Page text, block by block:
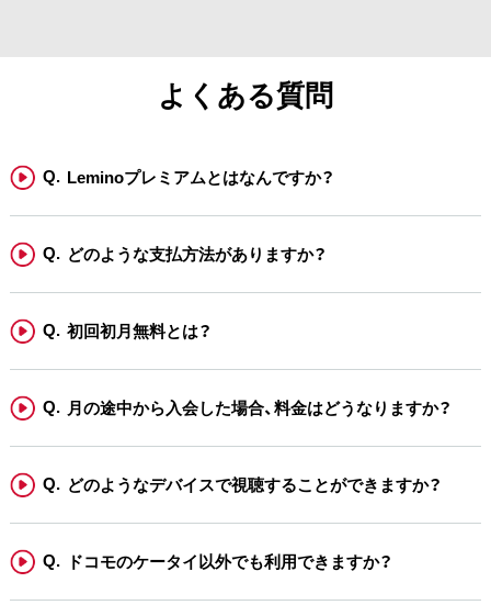
よくある質問
Leminoプレミアムとはなんですか？
どのような支払方法がありますか？
初回初月無料とは？
月の途中から入会した場合、料金はどうなりますか？
どのようなデバイスで視聴することができますか？
ドコモのケータイ以外でも利用できますか？